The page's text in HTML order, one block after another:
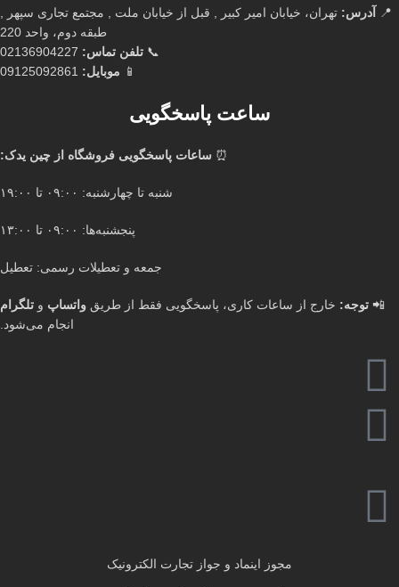
📍 آدرس: تهران، خیابان امیر کبیر , قبل از خیابان ملت , مجتمع تجاری سپهر ,
طبقه دوم، واحد 220
📞 تلفن تماس:
📱 موبایل:
ساعت پاسخگویی
⏰ ساعات پاسخگویی فروشگاه از چین یدک:
شنبه تا چهارشنبه: ۰۹:۰۰ تا ۱۹:۰۰
پنجشنبه‌ها: ۰۹:۰۰ تا ۱۳:۰۰
جمعه و تعطیلات رسمی: تعطیل
📲 توجه: خارج از ساعات کاری، پاسخگویی فقط از طریق واتساپ و تلگرام
انجام می‌شود.
مجوز اینماد و جواز تجارت الکترونیک